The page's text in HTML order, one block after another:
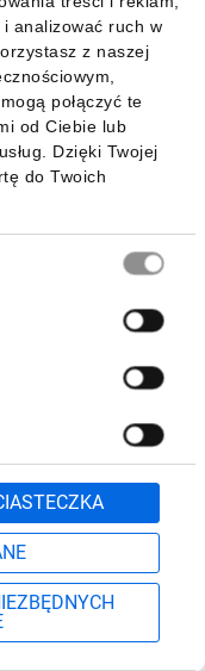
analizować ruch w
z naszej
połączyć te
od Ciebie lub
Dzięki Twojej
do Twoich
61 600